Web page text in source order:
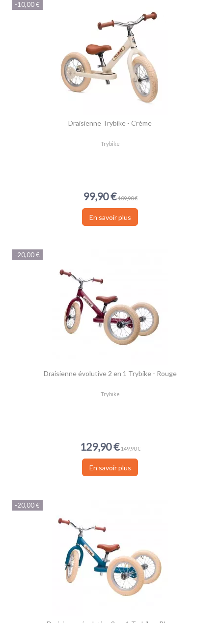
-10,00 €
Draisienne Trybike - Crème
Trybike
99,90 € 109,90 €
En savoir plus
-20,00 €
Draisienne évolutive 2 en 1 Trybike - Rouge
Trybike
129,90 € 149,90 €
En savoir plus
-20,00 €